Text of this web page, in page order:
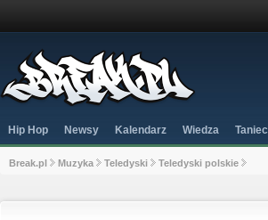
Hip Hop Newsy Kalendarz Wiedza Taniec
Break.pl Muzyka Teledyski Teledyski polskie